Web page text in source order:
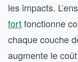
les impacts.
fortfonctionne
chaque couche
augmente le